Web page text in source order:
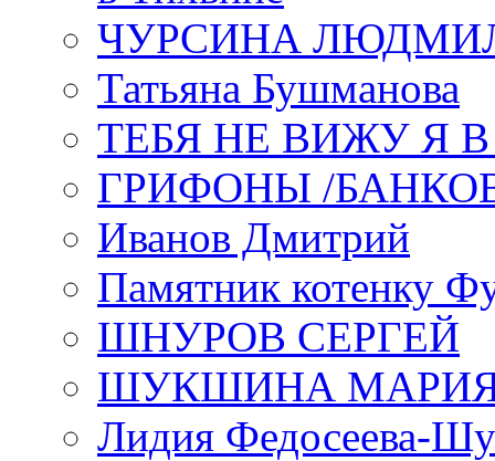
ЧУРСИНА
Татьяна Бушманова
ТЕБЯ НЕ ВИЖУ Я
ГРИФОНЫ /
Иванов Дмитрий
Памятник котенку
ШНУРОВ СЕРГЕЙ
ШУКШИНА
Лидия Федосеева-